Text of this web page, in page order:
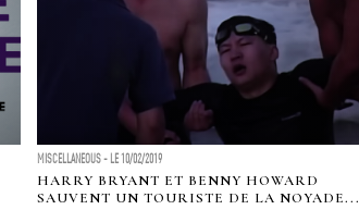
MISCELLANEOUS - LE 10/02/2019
HARRY BRYANT ET BENNY HOWARD
SAUVENT UN TOURISTE DE LA NOYADE...